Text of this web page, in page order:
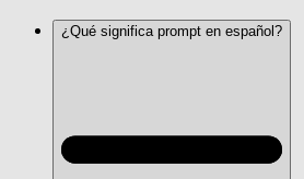
¿Qué significa prompt en español?